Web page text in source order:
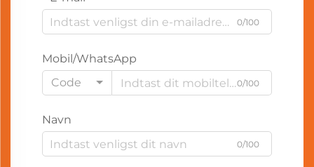
0/100
Mobil/WhatsApp
Code
0/100
Navn
0/100